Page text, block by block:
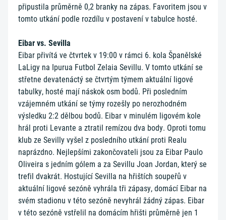
připustila průměrně 0,2 branky na zápas. Favoritem jsou v
tomto utkání podle rozdílu v postavení v tabulce hosté.
Eibar vs. Sevilla
Eibar přivítá ve čtvrtek v 19:00 v rámci 6. kola Španělské
LaLigy na Ipurua Futbol Zelaia Sevillu. V tomto utkání se
střetne devatenáctý se čtvrtým týmem aktuální ligové
tabulky, hosté mají náskok osm bodů. Při posledním
vzájemném utkání se týmy rozešly po nerozhodném
výsledku 2:2 dělbou bodů. Eibar v minulém ligovém kole
hrál proti Levante a ztratil remízou dva body. Oproti tomu
klub ze Sevilly vyšel z posledního utkání proti Realu
naprázdno. Nejlepšími zakončovateli jsou za Eibar Paulo
Oliveira s jedním gólem a za Sevillu Joan Jordan, který se
trefil dvakrát. Hostující Sevilla na hřištích soupeřů v
aktuální ligové sezóně vyhrála tři zápasy, domácí Eibar na
svém stadionu v této sezóně nevyhrál žádný zápas. Eibar
v této sezóně vstřelil na domácím hřišti průměrně jen 1